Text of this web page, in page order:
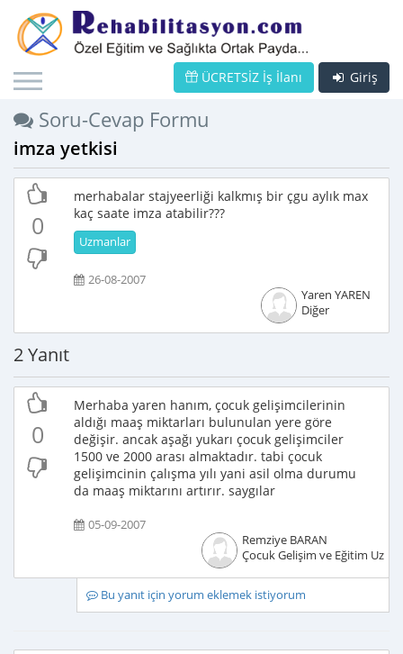
Giriş
ÜCRETSİZ İş İlanı
Soru-Cevap Formu
imza yetkisi
0
merhabalar stajyeerliği kalkmış bir çgu aylık max
kaç saate imza atabilir???
Uzmanlar
26-08-2007
Yaren YAREN
Diğer
2 Yanıt
0
Merhaba yaren hanım, çocuk gelişimcilerinin
aldığı maaş miktarları bulunulan yere göre
değişir. ancak aşağı yukarı çocuk gelişimciler
1500 ve 2000 arası almaktadır. tabi çocuk
gelişimcinin çalışma yılı yani asil olma durumu
da maaş miktarını artırır. saygılar
05-09-2007
Remziye BARAN
Çocuk Gelişim ve Eğitim
Bu yanıt için yorum eklemek istiyorum